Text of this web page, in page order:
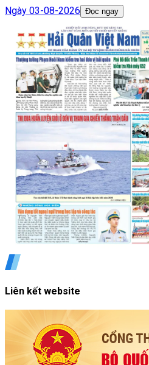
Ngày 03-08-2026 Đọc ngay
Liên kết website